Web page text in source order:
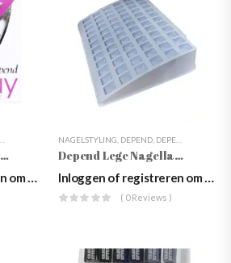
,KUNSTNAGELS,MANICURE
7DAY Hybrid Polish Starter Kit
Inloggen of registreren om prijzen te zien
NAGELSTYLING DEPEND DEPEND O2 NAIL POLISH
Depend Lege Nagellak Display (6×12)
Inloggen of registreren om prijzen te zien
( 0 Reviews )